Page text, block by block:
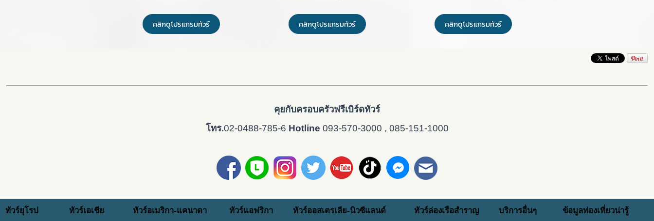
คลิกดูโปรแกรมทัวร์ คลิกดูโปรแกรมทัวร์ คลิกดูโปรแกรมทัวร์
คุยกับครอบครัวฟรีเบิร์ดทัวร์
โทร.02-0488-785-6 Hotline 093-570-3000 , 085-151-1000
ทัวร์ยุโรป ทัวร์เอเชีย ทัวร์อเมริกา-แคนาดา ทัวร์แอฟริกา ทัวร์ออสเตรเลีย-นิวซีแลนด์ ทัวร์ล่องเรือสำราญ บริการอื่นๆ ข้อมูลท่องเที่ยวน่ารู้